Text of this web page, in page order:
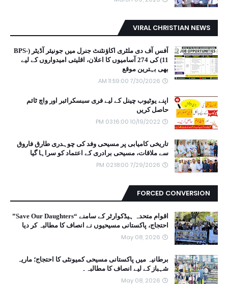
VIRAL CHRISTIAN NEWS
آفس آف دی ملٹری اکاؤنٹنٹ جنرل میں جونیئر آڈیٹر (BPS-
11) کی 274 آسامیوں کا اعلان، اقلیتی امیدواروں کے لیے
بھی بہترین موقع
7/30/2026 11:59:00 AM
اپنے یوٹیوب چینل کے لیے فری سبسکرائبر اور واچ ٹائم
حاصل کریں
10/19/2022 03:16:00 PM
تاریخی کامیابی پر مسیحی وفد کی چوہدری طارق فاروق
سے ملاقات، مسیحی برادری کے اعتماد کو سراہا گیا
7/29/2026 02:18:00 PM
FORCED CONVERSION
اقوام متحدہ ہیڈکوارٹر کے سامنے “Save Our Daughters”
احتجاج، پاکستانی مسیحیوں نے انصاف کا مطالبہ کر دیا
May 08, 2026
برطانیہ میں پاکستانی مسیحی کمیونٹی کا احتجاج؛ ماریہ
شہباز کے لیے انصاف کا مطالبہ۔
May 08, 2026